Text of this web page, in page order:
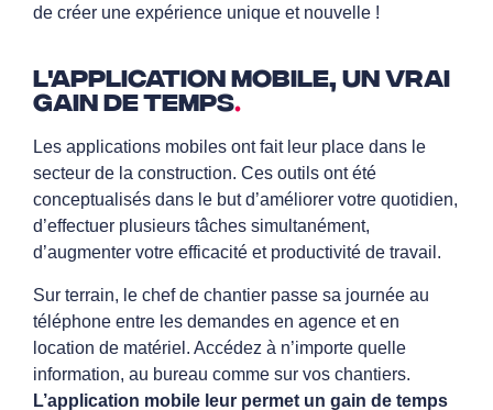
de créer une expérience unique et nouvelle !
L'application mobile, un vrai
gain de temps.
Les applications mobiles ont fait leur place dans le
secteur de la construction. Ces outils ont été
conceptualisés dans le but d’améliorer votre quotidien,
d’effectuer plusieurs tâches simultanément,
d’augmenter votre efficacité et productivité de travail.
Sur terrain, le chef de chantier passe sa journée au
téléphone entre les demandes en agence et en
location de matériel. Accédez à n’importe quelle
information, au bureau comme sur vos chantiers.
L’application mobile leur permet un gain de temps